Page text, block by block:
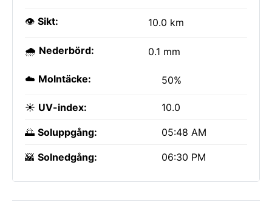
👁️ Sikt: 10.0 km
🌧️ Nederbörd: 0.1 mm
☁️ Molntäcke: 50%
☀️ UV-index: 10.0
🌅 Soluppgång: 05:48 AM
🌇 Solnedgång: 06:30 PM